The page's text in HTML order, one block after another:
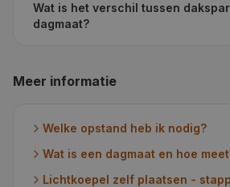
Wat is het verschil tussen
dagmaat?
Meer informatie
Welke opstand heb ik nodig?
Wat is een dagmaat en hoe
Lichtkoepel zelf plaatsen -